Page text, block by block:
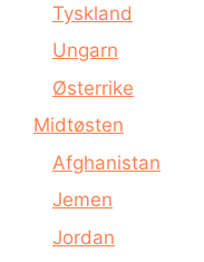
Tyskland
Ungarn
Østerrike
Midtøsten
Afghanistan
Jemen
Jordan